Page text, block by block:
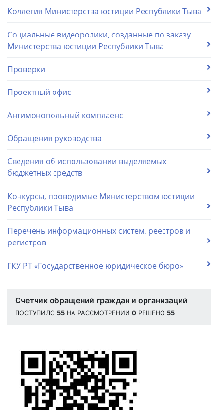
Коллегия Министерства юстиции Республики Тыва
Социальные видеоролики, созданные по заказу
Министерства юстиции Республики Тыва
Проверки
Проектный офис
Антимонопольный комплаенс
Обращения руководства
Сведения об использовании выделяемых
бюджетных средств
Конкурсы, проводимые Министерством юстиции
Республики Тыва
Перечень информационных систем, реестров и
регистров
ГКУ РТ «Государственное юридическое бюро»
Счетчик обращений граждан и организаций
ПОСТУПИЛО 55 НА РАССМОТРЕНИИ 0 РЕШЕНО 55